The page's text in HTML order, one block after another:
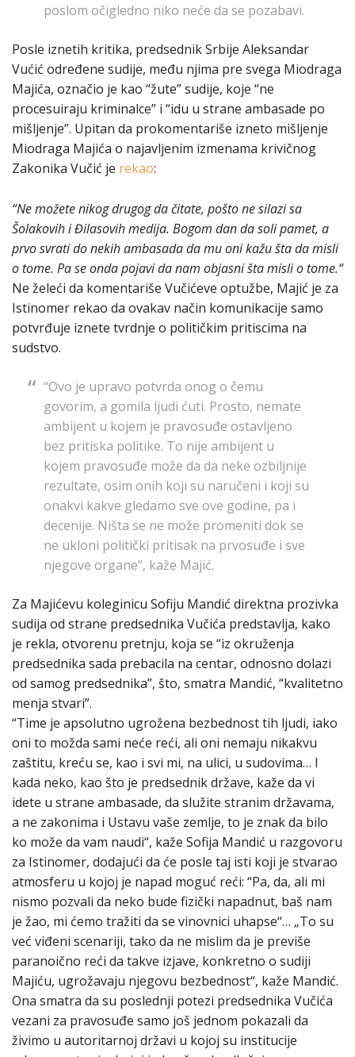
poslom očigledno niko neće da se pozabavi.
Posle iznetih kritika, predsednik Srbije Aleksandar
Vućić određene sudije, među njima pre svega Miodraga
Majića, označio je kao “žute” sudije, koje “ne
procesuiraju kriminalce” i “idu u strane ambasade po
mišljenje”. Upitan da prokomentariše izneto mišljenje
Miodraga Majića o najavljenim izmenama krivičnog
Zakonika Vučić je rekao:
“Ne možete nikog drugog da čitate, pošto ne silazi sa
Šolakovih i Đilasovih medija. Bogom dan da soli pamet, a
prvo svrati do nekih ambasada da mu oni kažu šta da misli
o tome. Pa se onda pojavi da nam objasni šta misli o tome.“
Ne želeći da komentariše Vučićeve optužbe, Majić je za
Istinomer rekao da ovakav način komunikacije samo
potvrđuje iznete tvrdnje o političkim pritiscima na
sudstvo.
“Ovo je upravo potvrda onog o čemu
govorim, a gomila ljudi ćuti. Prosto, nemate
ambijent u kojem je pravosuđe ostavljeno
bez pritiska politike. To nije ambijent u
kojem pravosuđe može da da neke ozbiljnije
rezultate, osim onih koji su naručeni i koji su
onakvi kakve gledamo sve ove godine, pa i
decenije. Ništa se ne može promeniti dok se
ne ukloni politički pritisak na prvosuđe i sve
njegove organe”, kaže Majić.
Za Majićevu koleginicu Sofiju Mandić direktna prozivka
sudija od strane predsednika Vučića predstavlja, kako
je rekla, otvorenu pretnju, koja se “iz okruženja
predsednika sada prebacila na centar, odnosno dolazi
od samog predsednika”, što, smatra Mandić, “kvalitetno
menja stvari”.
“Time je apsolutno ugrožena bezbednost tih ljudi, iako
oni to možda sami neće reći, ali oni nemaju nikakvu
zaštitu, kreću se, kao i svi mi, na ulici, u sudovima… I
kada neko, kao što je predsednik države, kaže da vi
idete u strane ambasade, da služite stranim državama,
a ne zakonima i Ustavu vaše zemlje, to je znak da bilo
ko može da vam naudi“, kaže Sofija Mandić u razgovoru
za Istinomer, dodajući da će posle taj isti koji je stvarao
atmosferu u kojoj je napad moguć reći: “Pa, da, ali mi
nismo pozvali da neko bude fizički napadnut, baš nam
je žao, mi ćemo tražiti da se vinovnici uhapse“… „To su
već viđeni scenariji, tako da ne mislim da je previše
paranoično reći da takve izjave, konkretno o sudiji
Majiću, ugrožavaju njegovu bezbednost“, kaže Mandić.
Ona smatra da su poslednji potezi predsednika Vučića
vezani za pravosuđe samo još jednom pokazali da
živimo u autoritarnoj državi u kojoj su institucije